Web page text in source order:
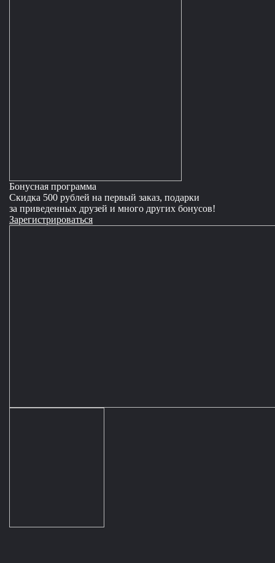
Бонусная программа
Скидка 500 рублей на первый заказ, подарки
за приведенных друзей и много других бонусов!
Зарегистрироваться